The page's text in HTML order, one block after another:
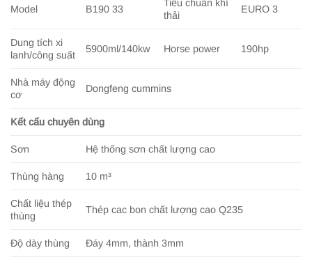
Model B190 33
Tiêu chuẩn khí
thải
EURO 3
Dung tích xi
lanh/công suất
5900ml/140kw Horse power 190hp
Nhà máy động
cơ
Dongfeng cummins
Kết cấu chuyên dùng
Sơn Hệ thống sơn chất lượng cao
Thùng hàng 10 m³
Chất liệu thép
thùng
Thép cac bon chất lượng cao Q235
Độ dày thùng Đáy 4mm, thành 3mm